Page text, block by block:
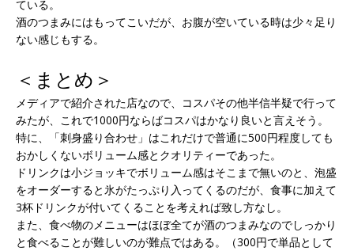
ている。
酒のつまみにはもってこいだが、お腹が空いている時は少々足り
ない感じもする。
＜まとめ＞
メディアで紹介された店なので、コスパその他半信半疑で行って
みたが、これで1000円ならばコスパはかなり良いと言えそう。
特に、「刺身盛り合わせ」はこれだけで普通に500円程度しても
おかしくないボリューム感とクオリティーであった。
ドリンクは小ジョッキでボリューム感はそこまで無いのと、泡盛
をオーダーすると氷がたっぷり入ってくるのだが、食事に加えて
3杯ドリンクが付いてくることを考えれば致し方なし。
また、食べ物のメニューはほぼ全てが酒のつまみなのでしっかり
と食べることが難しいのが難点ではある。（300円で単品として